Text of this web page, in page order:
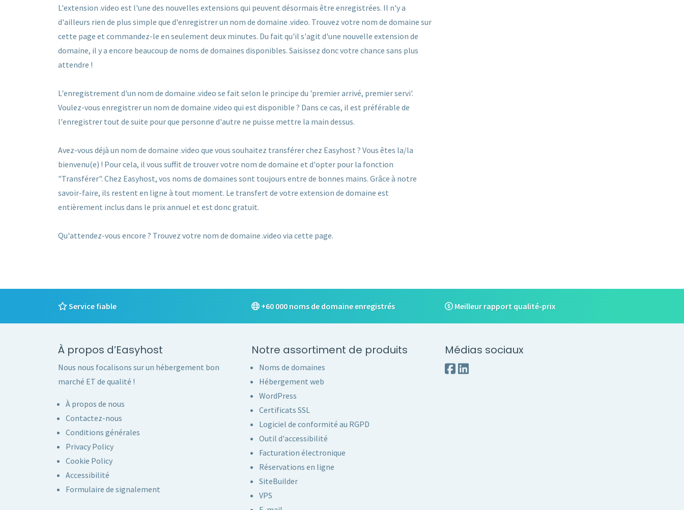
L'extension .video est l'une des nouvelles extensions qui peuvent désormais être enregistrées. Il n'y a
d'ailleurs rien de plus simple que d'enregistrer un nom de domaine .video. Trouvez votre nom de domaine sur
cette page et commandez-le en seulement deux minutes. Du fait qu'il s'agit d'une nouvelle extension de
domaine, il y a encore beaucoup de noms de domaines disponibles. Saisissez donc votre chance sans plus
attendre !
L'enregistrement d'un nom de domaine .video se fait selon le principe du 'premier arrivé, premier servi'.
Voulez-vous enregistrer un nom de domaine .video qui est disponible ? Dans ce cas, il est préférable de
l'enregistrer tout de suite pour que personne d'autre ne puisse mettre la main dessus.
Avez-vous déjà un nom de domaine .video que vous souhaitez transférer chez Easyhost ? Vous êtes la/la
bienvenu(e) ! Pour cela, il vous suffit de trouver votre nom de domaine et d'opter pour la fonction
"Transférer". Chez Easyhost, vos noms de domaines sont toujours entre de bonnes mains. Grâce à notre
savoir-faire, ils restent en ligne à tout moment. Le transfert de votre extension de domaine est
entièrement inclus dans le prix annuel et est donc gratuit.
Qu'attendez-vous encore ? Trouvez votre nom de domaine .video via cette page.
Service fiable +60 000 noms de domaine enregistrés Meilleur rapport qualité-prix
À propos d’Easyhost
Nous nous focalisons sur un hébergement bon
marché ET de qualité !
À propos de nous
Contactez-nous
Conditions générales
Privacy Policy
Cookie Policy
Accessibilité
Formulaire de signalement
Notre assortiment de produits
Noms de domaines
Hébergement web
WordPress
Certificats SSL
Logiciel de conformité au RGPD
Outil d'accessibilité
Facturation électronique
Réservations en ligne
SiteBuilder
VPS
Médias sociaux